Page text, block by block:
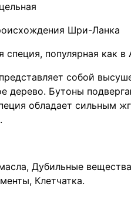
Шри-Ланка
специя, популярная как
собой
дерево. Бутоны
обладает сильным
Дубильные
Клетчатка.